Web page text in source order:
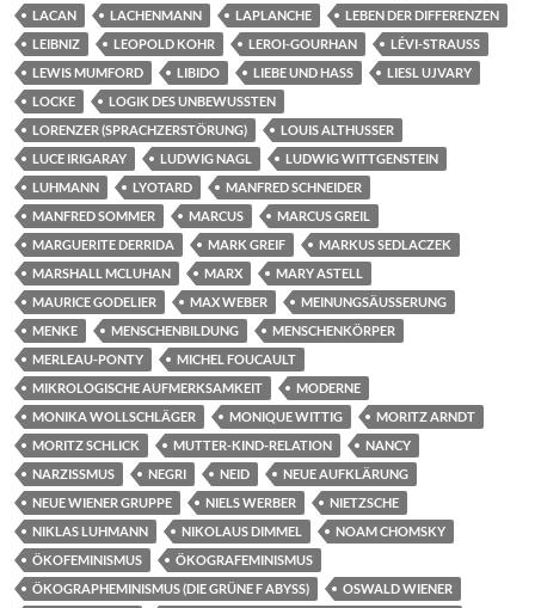
LACAN
LACHENMANN LAPLANCHE
LEBEN DER DIFFERENZEN
LEIBNIZ
LEOPOLD KOHR LEROI-GOURHAN
LÉVI-STRAUSS
LEWIS MUMFORD
LIBIDO LIEBE UND HASS
LIESL UJVARY
LOCKE
LOGIK DES UNBEWUSSTEN
LORENZER (SPRACHZERSTÖRUNG)
LOUIS ALTHUSSER
LUCE IRIGARAY
LUDWIG NAGL
LUDWIG WITTGENSTEIN
LUHMANN
LYOTARD
MANFRED SCHNEIDER
MANFRED SOMMER
MARCUS
MARCUS GREIL
MARGUERITE DERRIDA
MARK GREIF
MARKUS SEDLACZEK
MARSHALL MCLUHAN
MARX
MARY ASTELL
MAURICE GODELIER
MAX WEBER
MEINUNGSÄUSSERUNG
MENKE
MENSCHENBILDUNG
MENSCHENKÖRPER
MERLEAU-PONTY
MICHEL FOUCAULT
MIKROLOGISCHE AUFMERKSAMKEIT
MODERNE
MONIKA WOLLSCHLÄGER
MONIQUE WITTIG
MORITZ ARNDT
MORITZ SCHLICK
MUTTER-KIND-RELATION
NANCY
NARZISSMUS
NEGRI NEID
NEUE AUFKLÄRUNG
NEUE WIENER GRUPPE
NIELS WERBER
NIETZSCHE
NIKLAS LUHMANN
NIKOLAUS DIMMEL
NOAM CHOMSKY
ÖKOFEMINISMUS
ÖKOGRAFEMINISMUS
ÖKOGRAPHEMINISMUS (DIE GRÜNE F ABYSS)
OSWALD WIENER